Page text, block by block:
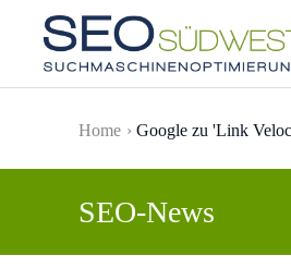
Skip to main content
Home Google zu 'Link
SEO-News